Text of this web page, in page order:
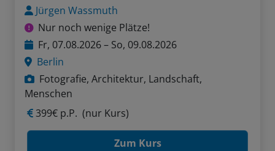
Jürgen Wassmuth
Nur noch wenige Plätze!
Fr, 07.08.2026 – So, 09.08.2026
Berlin
Fotografie, Architektur, Landschaft,
Menschen
399€ p.P. (nur Kurs)
Zum Kurs